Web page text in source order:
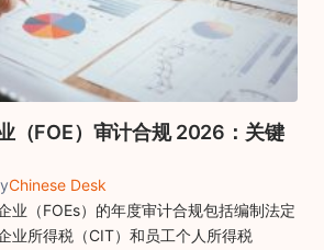
（FOE）审计合规 2026：关键
Chinese Desk
业（FOEs）的年度审计合规包括编制法定
业所得税（CIT）和员工个人所得税